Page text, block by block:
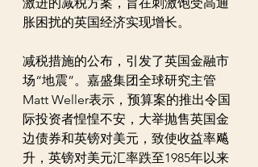
胀困扰的英国经济实现增长。
减税措施的公布，引发了英国金融市
场“地震”。嘉盛集团全球研究主管
Matt Weller表示，预算案的推出令国
际投资者惶惶不安，大举抛售英国金
边债券和英镑对美元，致使收益率飚
升，英镑对美元汇率跌至1985年以来